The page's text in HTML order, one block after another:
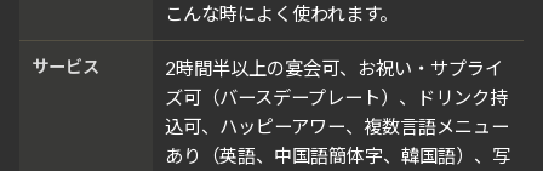
こんな時によく使われます。
サービス
2時間半以上の宴会可、お祝い・サプライ
ズ可（バースデープレート）、ドリンク持
込可、ハッピーアワー、複数言語メニュー
あり（英語、中国語簡体字、韓国語）、写